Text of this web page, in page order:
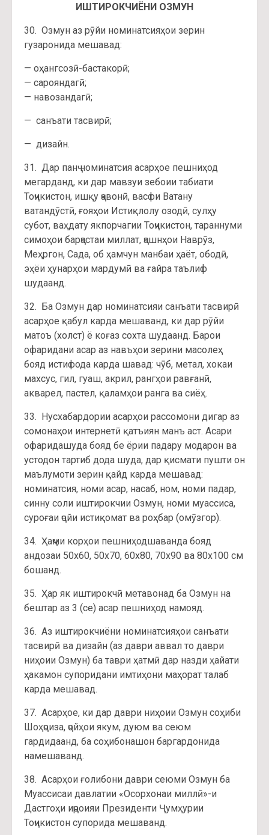
ИШТИРОКЧИЁНИ ОЗМУН
30. Озмун аз рӯйи номинатсияҳои зерин
гузаронида мешавад:
— оҳангсозӣ-бастакорӣ;
— сарояндагӣ;
— навозандагӣ;
— санъати тасвирӣ;
— дизайн.
31. Дар панҷ номинатсия асарҳое пешниҳод
мегарданд, ки дар мавзуи зебоии табиати
Тоҷикистон, ишқу ҷавонӣ, васфи Ватану
ватандӯстӣ, ғояҳои Истиқлолу озодӣ, сулҳу
субот, ваҳдату якпорчагии Тоҷикистон, тараннуми
симоҳои барҷастаи миллат, ҷашнҳои Наврӯз,
Меҳргон, Сада, об ҳамчун манбаи ҳаёт, ободӣ,
эҳёи ҳунарҳои мардумӣ ва ғайра таълиф
шудаанд.
32. Ба Озмун дар номинатсияи санъати тасвирӣ
асарҳое қабул карда мешаванд, ки дар рӯйи
матоъ (холст) ё коғаз сохта шудаанд. Барои
офаридани асар аз навъҳои зерини масолеҳ
бояд истифода карда шавад: чӯб, метал, хокаи
махсус, гил, гуаш, акрил, рангҳои равғанӣ,
акварел, пастел, қаламҳои ранга ва сиёҳ.
33. Нусхабардории асарҳои рассомони дигар аз
сомонаҳои интернетӣ қатъиян манъ аст. Асари
офаридашуда бояд бе ёрии падару модарон ва
устодон тартиб дода шуда, дар қисмати пушти он
маълумоти зерин қайд карда мешавад:
номинатсия, номи асар, насаб, ном, номи падар,
синну соли иштирокчии Озмун, номи муассиса,
суроғаи ҷойи истиқомат ва роҳбар (омӯзгор).
34. Ҳаҷми корҳои пешниҳодшаванда бояд
андозаи 50х60, 50х70, 60х80, 70х90 ва 80х100 см
бошанд.
35. Ҳар як иштирокчӣ метавонад ба Озмун на
бештар аз 3 (се) асар пешниҳод намояд.
36. Аз иштирокчиёни номинатсияҳои санъати
тасвирӣ ва дизайн (аз даври аввал то даври
ниҳоии Озмун) ба таври ҳатмӣ дар назди ҳайати
ҳакамон супоридани имтиҳони маҳорат талаб
карда мешавад.
37. Асарҳое, ки дар даври ниҳоии Озмун соҳиби
Шоҳҷоиза, ҷойҳои якум, дуюм ва сеюм
гардидаанд, ба соҳибонашон баргардонида
намешаванд.
38. Асарҳои ғолибони даври сеюми Озмун ба
Муассисаи давлатии «Осорхонаи миллӣ»-и
Дастгоҳи иҷроияи Президенти Ҷумҳурии
Тоҷикистон супорида мешаванд.